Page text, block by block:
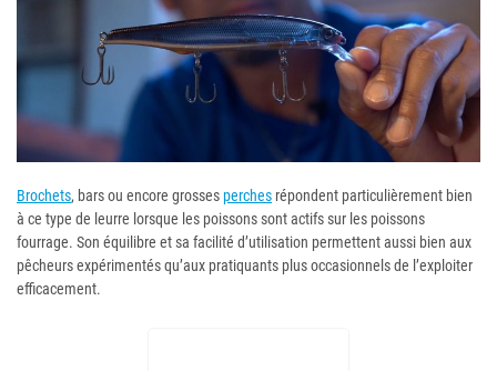
Brochets, bars ou encore grossesperches répondent particulièrement bien
à ce type de leurre lorsque les poissons sont actifs sur les poissons
fourrage. Son équilibre et sa facilité d’utilisation permettent aussi bien aux
pêcheurs expérimentés qu’aux pratiquants plus occasionnels de l’exploiter
efficacement.